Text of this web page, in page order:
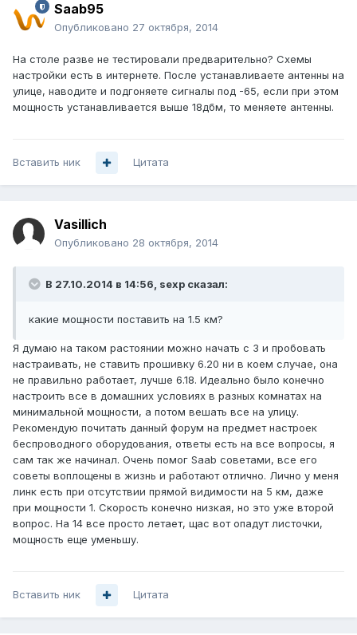
Saab95
Опубликовано 27 октября, 2014
На столе разве не тестировали предварительно? Схемы
настройки есть в интернете. После устанавливаете антенны на
улице, наводите и подгоняете сигналы под -65, если при этом
мощность устанавливается выше 18дбм, то меняете антенны.
Вставить ник Цитата
Vasillich
Опубликовано 28 октября, 2014
В 27.10.2014 в 14:56, sexp сказал:
какие мощности поставить на 1.5 км?
Я думаю на таком растоянии можно начать с 3 и пробовать
настраивать, не ставить прошивку 6.20 ни в коем случае, она
не правильно работает, лучше 6.18. Идеально было конечно
настроить все в домашних условиях в разных комнатах на
минимальной мощности, а потом вешать все на улицу.
Рекомендую почитать данный форум на предмет настроек
беспроводного оборудования, ответы есть на все вопросы, я
сам так же начинал. Очень помог Saab советами, все его
советы воплощены в жизнь и работают отлично. Лично у меня
линк есть при отсутствии прямой видимости на 5 км, даже
при мощности 1. Скорость конечно низкая, но это уже второй
вопрос. На 14 все просто летает, щас вот опадут листочки,
мощность еще уменьшу.
Вставить ник Цитата